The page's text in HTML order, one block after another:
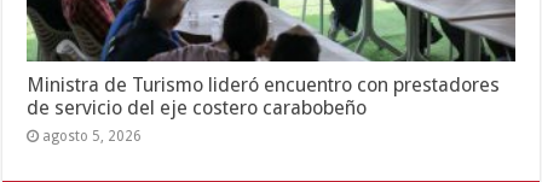
Ministra de Turismo lideró encuentro con prestadores
de servicio del eje costero carabobeño
agosto 5, 2026